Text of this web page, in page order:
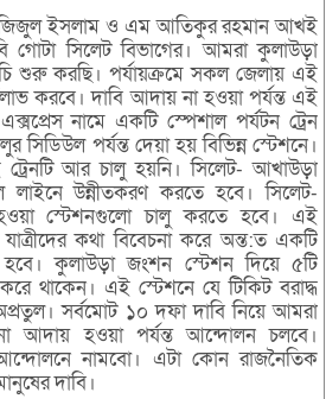
ইসলাম ও এম আতিকুর রহমান আখই
গোটা সিলেট বিভাগের। আমরা কুলাউড়া
শুরু করছি। পর্যায়ক্রমে সকল জেলায় এই
করবে। দাবি আদায় না হওয়া পর্যন্ত এই
নামে একটি স্পেশাল পর্যটন ট্রেন
সিডিউল পর্যন্ত দেয়া হয় বিভিন্ন স্টেশনে।
আর চালু হয়নি। সিলেট- আখাউড়া
লাইনে উন্নীতকরণ করতে হবে। সিলেট-
স্টেশনগুলো চালু করতে হবে। এই
কথা বিবেচনা করে অন্ত:ত একটি
কুলাউড়া জংশন স্টেশন দিয়ে ৫টি
থাকেন। এই স্টেশনে যে টিকিট বরাদ্ধ
সর্বমোট ১০ দফা দাবি নিয়ে আমরা
আদায় হওয়া পর্যন্ত আন্দোলন চলবে।
নামবো। এটা কোন রাজনৈতিক
দাবি।